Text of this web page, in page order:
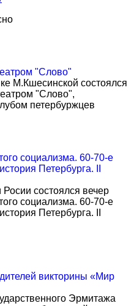
"Слово"
М.Кшесинской состоялся
"Слово",
петербуржцев
социализма. 60-70-е
Петербурга. II
состоялся вечер
социализма. 60-70-е
Петербурга. II
викторины «Мир
Эрмитажа